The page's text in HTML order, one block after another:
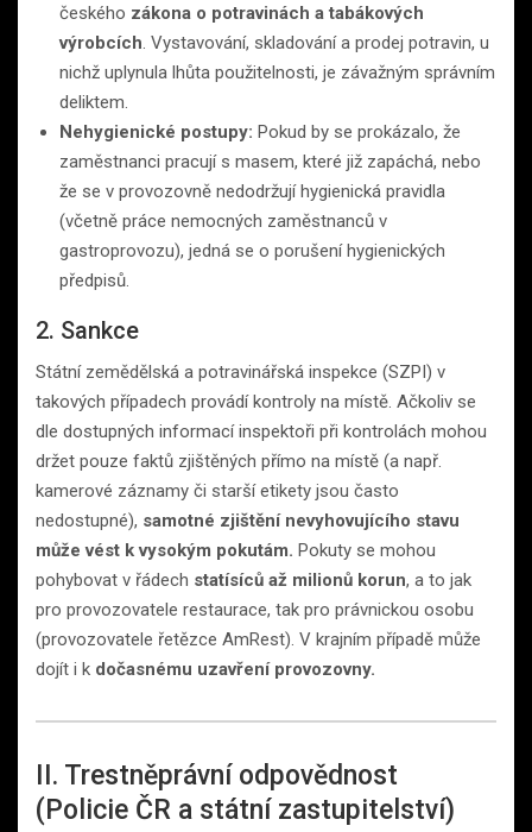
českého zákona o potravinách a tabákových
výrobcích. Vystavování, skladování a prodej potravin, u
nichž uplynula lhůta použitelnosti, je závažným správním
deliktem.
Nehygienické postupy: Pokud by se prokázalo, že
zaměstnanci pracují s masem, které již zapáchá, nebo
že se v provozovně nedodržují hygienická pravidla
(včetně práce nemocných zaměstnanců v
gastroprovozu), jedná se o porušení hygienických
předpisů.
2. Sankce
Státní zemědělská a potravinářská inspekce (SZPI) v
takových případech provádí kontroly na místě. Ačkoliv se
dle dostupných informací inspektoři při kontrolách mohou
držet pouze faktů zjištěných přímo na místě (a např.
kamerové záznamy či starší etikety jsou často
nedostupné), samotné zjištění nevyhovujícího stavu
může vést k vysokým pokutám. Pokuty se mohou
pohybovat v řádech statísíců až milionů korun, a to jak
pro provozovatele restaurace, tak pro právnickou osobu
(provozovatele řetězce AmRest). V krajním případě může
dojít i k dočasnému uzavření provozovny.
II. Trestněprávní odpovědnost
(Policie ČR a státní zastupitelství)